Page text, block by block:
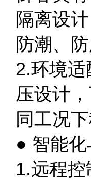
隔离设
防潮、
2.环境
压设计
同工况
● 智能
1.远程